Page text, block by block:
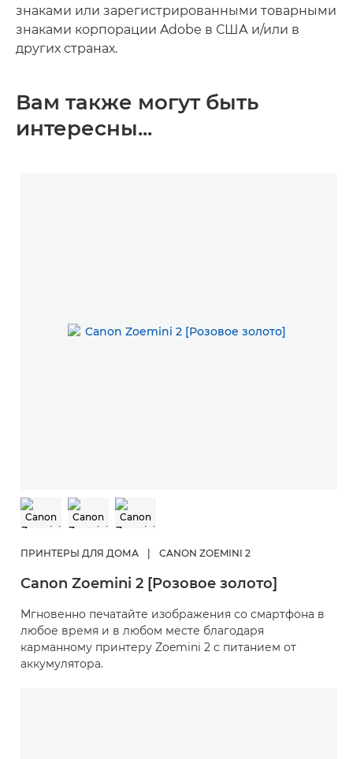
знаками или зарегистрированными товарными
знаками корпорации Adobe в США и/или в
других странах.
Вам также могут быть
интересны...
ПРИНТЕРЫ ДЛЯ ДОМА CANON ZOEMINI 2
Canon Zoemini 2 [Розовое золото]
Мгновенно печатайте изображения со смартфона в
любое время и в любом месте благодаря
карманному принтеру Zoemini 2 с питанием от
аккумулятора.